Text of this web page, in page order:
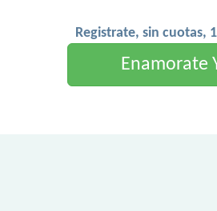
Registrate, sin cuotas,
Enamorate